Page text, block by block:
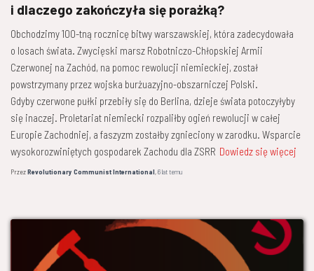
i dlaczego zakończyła się porażką?
Obchodzimy 100-tną rocznicę bitwy warszawskiej, która zadecydowała
o losach świata. Zwycięski marsz Robotniczo-Chłopskiej Armii
Czerwonej na Zachód, na pomoc rewolucji niemieckiej, został
powstrzymany przez wojska burżuazyjno-obszarniczej Polski.
Gdyby czerwone pułki przebiły się do Berlina, dzieje świata potoczyłyby
się inaczej. Proletariat niemiecki rozpaliłby ogień rewolucji w całej
Europie Zachodniej, a faszyzm zostałby zgnieciony w zarodku. Wsparcie
wysokorozwiniętych gospodarek Zachodu dla ZSRR Dowiedz się więcej
PrzezRevolutionary Communist International,6 lattemu